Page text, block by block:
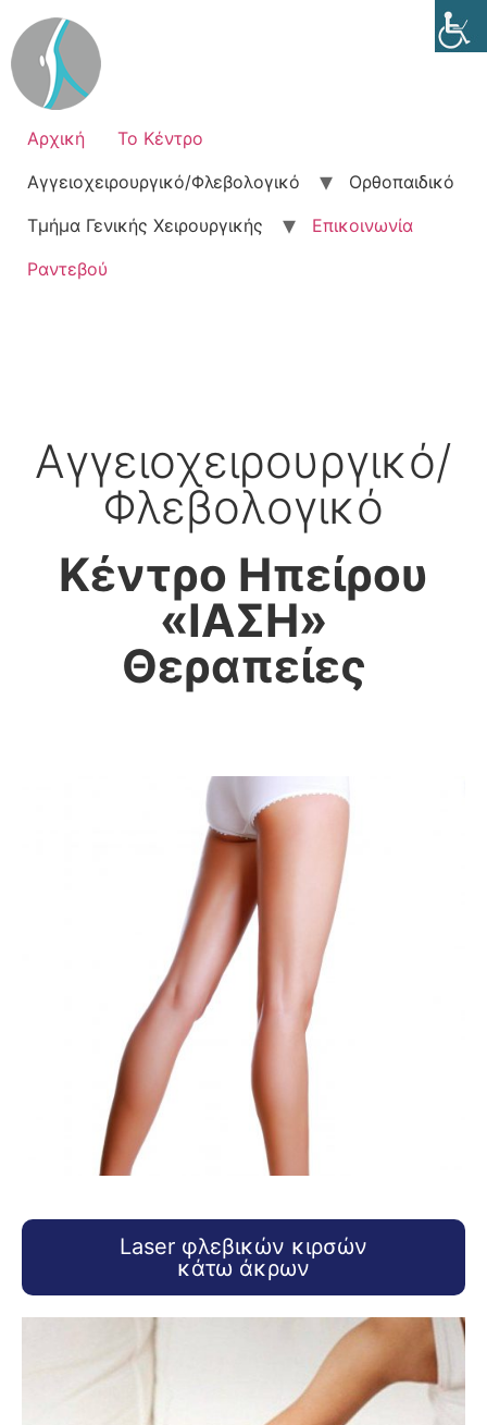
Αρχική
Το Κέντρο
Αγγειοχειρουργικό/Φλεβολογικό
Ορθοπαιδικό
Τμήμα Γενικής Χειρουργικής
Επικοινωνία
Ραντεβού
Αγγειοχειρουργικό/
Φλεβολογικό
Kέντρο Ηπείρου
«ΙΑΣΗ»
Θεραπείες
Laser φλεβικών κιρσών
κάτω άκρων